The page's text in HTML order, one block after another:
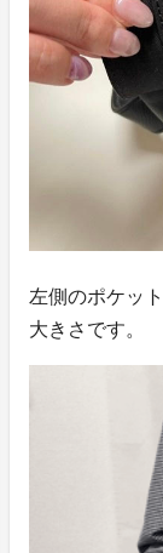
左側のポケッ
大きさです。